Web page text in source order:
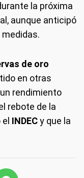
la próxima
aunque anticipó
de oro
en otras
rendimiento
rebote de la
el INDECy que la